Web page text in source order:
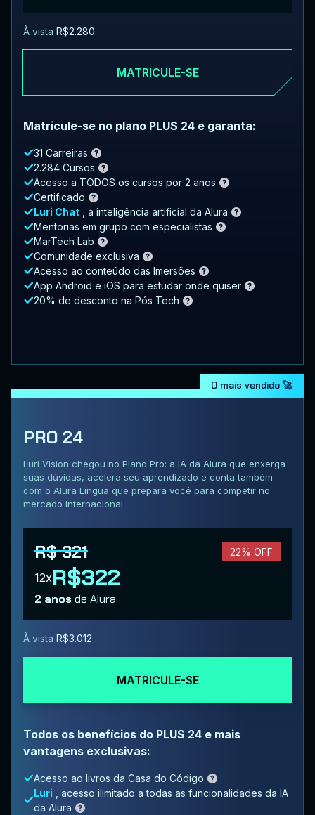
À vista R$2.280
MATRICULE-SE
Matricule-se no plano PLUS 24 e garanta:
31 Carreiras
2.284 Cursos
Acesso a TODOS os cursos por 2 anos
Certificado
Luri Chat
, a inteligência artificial da Alura
Mentorias em grupo com especialistas
MarTech Lab
Comunidade exclusiva
Acesso ao conteúdo das Imersões
App Android e iOS para estudar onde quiser
20% de desconto na Pós Tech
O mais vendido 🚀
PRO 24
Luri Vision chegou no Plano Pro: a IA da Alura que enxerga
suas dúvidas, acelera seu aprendizado e conta também
com o Alura Língua que prepara você para competir no
mercado internacional.
R$ 321 22% OFF
12xR$322
2 anosde Alura
À vista R$3.012
MATRICULE-SE
Todos os benefícios do PLUS 24 e mais
vantagens exclusivas:
Acesso ao livros da Casa do Código
Luri
, acesso ilimitado a todas as funcionalidades da IA
da Alura